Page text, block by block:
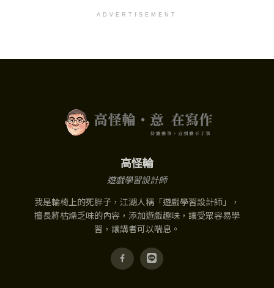
ADVERTISEMENT
高怪輪
遊戲學習設計師
我是輪椅上的死胖子，江湖人稱「遊戲學習設計師」，
擅長將枯燥乏味的內容，添加遊戲趣味，讓受眾容易學
習，讓講者可以喘息。